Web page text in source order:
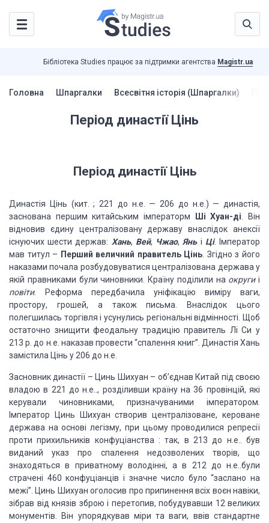
Бібліотека Studies працює за підтримки агентства Magistr.ua
Головна Шпаргалки Всесвітня історія (Шпаргалки)
Період династії Цінь
Період династії Цінь
Династія Цінь (кит. ; 221 до н.е. — 206 до н.е.) — династія,
заснована першим китайським імператорм
Ші Хуан-ді . Він
відновив єдину централізовану державу внаслідок анексії
існуючих шести держав: Хань, Вей, Чжао,Яньі Ці. Імператор
мав титул – Перший величний правитель Цінь . Згідно з його
наказами почала розбудовуватися централізована держава у
якій правниками були чиновники. Країну поділили на округиі
повіти. Реформа передбачила уніфікацію виміру ваги,
простору, грошей, а також письма. Внаслідок цього
полегшилась торгівля і усунулись регіональні відмінності. Щоб
остаточно знищити феодальну традицію правитель Лі Си у
213 р. до н.е. наказав провести “спалення книг”. Династія Хань
замістила Цінь у 206 до н.е.
Засновник династії – Цинь Шихуан – об’єднав Китай під своєю
владою в 221 до н.е.., розділивши країну на 36 провінцій, які
керували чиновниками, призначуваними імператором.
Імператор Цинь Шихуан створив централізоване, кероване
держава на основі легізму, при цьому проводилися репресії
проти прихильників конфуціанства : так, в 213 до н.е.. був
виданий указ про спалення недозволених творів, що
знаходяться в приватному володінні, а в 212 до н.е..були
страчені 460 конфуціанців і значне число було “заслано на
межі”. Цинь Шихуан оголосив про припинення всіх воєн навіки,
зібрав від князів зброю і перетопив, побудувавши 12 великих
монументів. Він упорядкував міри та ваги, ввів стандартне